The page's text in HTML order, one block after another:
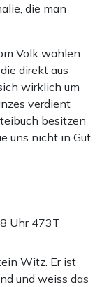
die man
Volk wählen
direkt aus
wirklich um
verdient
besitzen
uns nicht in Gut
Uhr 473T
Witz. Er ist
und weiss das